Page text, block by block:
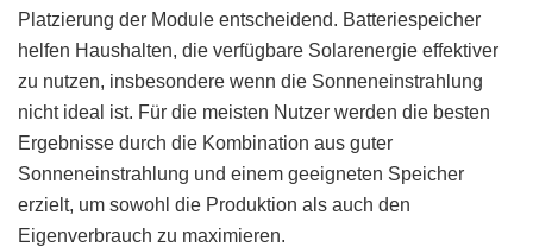
Platzierung der Module entscheidend. Batteriespeicher
helfen Haushalten, die verfügbare Solarenergie effektiver
zu nutzen, insbesondere wenn die Sonneneinstrahlung
nicht ideal ist. Für die meisten Nutzer werden die besten
Ergebnisse durch die Kombination aus guter
Sonneneinstrahlung und einem geeigneten Speicher
erzielt, um sowohl die Produktion als auch den
Eigenverbrauch zu maximieren.